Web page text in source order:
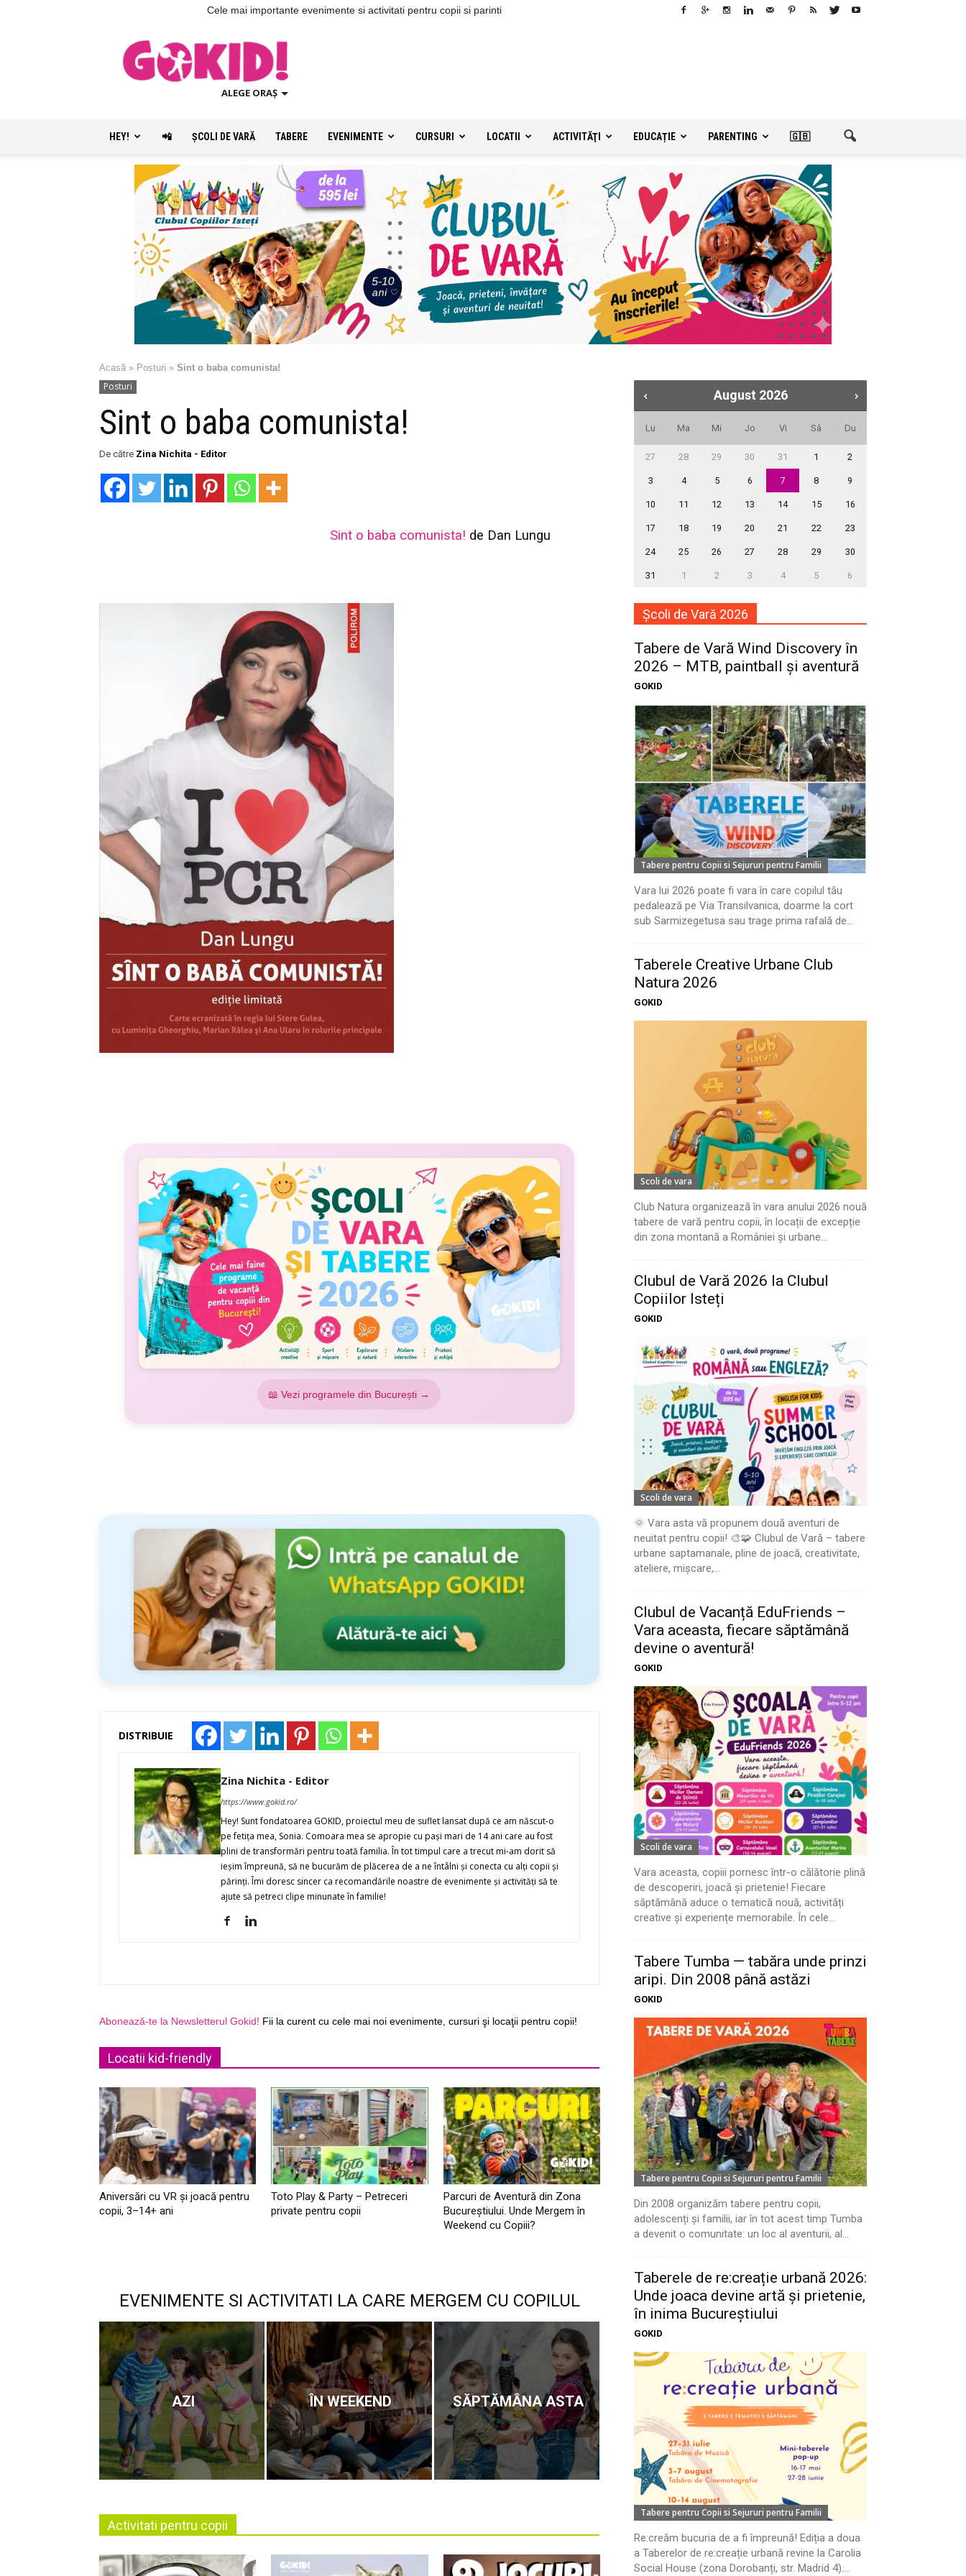
Cele mai importante evenimente si activitati pentru copii si parinti
ALEGE ORAȘ
HEY! 📲 ŞCOLI DE VARĂ TABERE EVENIMENTE CURSURI LOCATII ACTIVITĂŢI EDUCAȚIE PARENTING 🇬🇧
Acasă » Posturi » Sint o baba comunista!
Posturi
Sint o baba comunista!
De către Zina Nichita - Editor
Sint o baba comunista! de Dan Lungu
📖 Vezi programele din București →
DISTRIBUIE
Zina Nichita - Editor
https://www.gokid.ro/
Hey! Sunt fondatoarea GOKID, proiectul meu de suflet lansat după ce am născut-o
pe fetiţa mea, Sonia. Comoara mea se apropie cu paşi mari de 14 ani care au fost
plini de transformări pentru toată familia. În tot timpul care a trecut mi-am dorit să
ieşim împreună, să ne bucurăm de plăcerea de a ne întâlni şi conecta cu alţi copii şi
părinţi. Îmi doresc sincer ca recomandările noastre de evenimente şi activităţi să te
ajute să petreci clipe minunate în familie!
Abonează-te la Newsletterul Gokid! Fii la curent cu cele mai noi evenimente, cursuri şi locaţii pentru copii!
Locatii kid-friendly
Aniversări cu VR și joacă pentru
copii, 3–14+ ani
Toto Play & Party – Petreceri
private pentru copii
Parcuri de Aventură din Zona
Bucureştiului. Unde Mergem în
Weekend cu Copiii?
EVENIMENTE SI ACTIVITATI LA CARE MERGEM CU COPILUL
AZI ÎN WEEKEND SĂPTĂMÂNA ASTA
Activitati pentru copii
August 2026
Lu Ma Mi Jo Vi Sâ Du
27 28 29 30 31 1 2
3 4 5 6 7 8 9
10 11 12 13 14 15 16
17 18 19 20 21 22 23
24 25 26 27 28 29 30
31 1 2 3 4 5 6
Școli de Vară 2026
Tabere de Vară Wind Discovery în
2026 – MTB, paintball și aventură
GOKID
Tabere pentru Copii si Sejururi pentru Familii
Vara lui 2026 poate fi vara în care copilul tău
pedalează pe Via Transilvanica, doarme la cort
sub Sarmizegetusa sau trage prima rafală de...
Taberele Creative Urbane Club
Natura 2026
GOKID
Scoli de vara
Club Natura organizează în vara anului 2026 nouă
tabere de vară pentru copii, în locații de excepție
din zona montană a României și urbane...
Clubul de Vară 2026 la Clubul
Copiilor Isteți
GOKID
Scoli de vara
🌞 Vara asta vă propunem două aventuri de
neuitat pentru copii! 🎨🧩 Clubul de Vară – tabere
urbane saptamanale, pline de joacă, creativitate,
ateliere, mișcare,...
Clubul de Vacanță EduFriends –
Vara aceasta, fiecare săptămână
devine o aventură!
GOKID
Scoli de vara
Vara aceasta, copiii pornesc într-o călătorie plină
de descoperiri, joacă și prietenie! Fiecare
săptămână aduce o tematică nouă, activități
creative și experiențe memorabile. În cele...
Tabere Tumba — tabăra unde prinzi
aripi. Din 2008 până astăzi
GOKID
Tabere pentru Copii si Sejururi pentru Familii
Din 2008 organizăm tabere pentru copii,
adolescenți și familii, iar în tot acest timp Tumba
a devenit o comunitate: un loc al aventurii, al...
Taberele de re:creație urbană 2026:
Unde joaca devine artă și prietenie,
în inima Bucureștiului
GOKID
Tabere pentru Copii si Sejururi pentru Familii
Re:creăm bucuria de a fi împreună! Ediția a doua
a Taberelor de re:creație urbană revine la Carolia
Social House (zona Dorobanți, str. Madrid 4)....